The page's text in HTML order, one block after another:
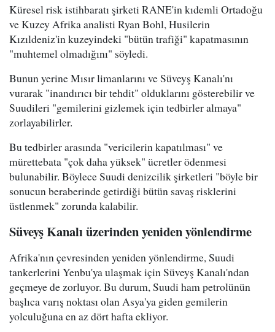
Küresel risk istihbaratı şirketi RANE'in kıdemli Ortadoğu
ve Kuzey Afrika analisti Ryan Bohl, Husilerin
Kızıldeniz'in kuzeyindeki "bütün trafiği" kapatmasının
"muhtemel olmadığını" söyledi.
Bunun yerine Mısır limanlarını ve Süveyş Kanalı'nı
vurarak "inandırıcı bir tehdit" olduklarını gösterebilir ve
Suudileri "gemilerini gizlemek için tedbirler almaya"
zorlayabilirler.
Bu tedbirler arasında "vericilerin kapatılması" ve
mürettebata "çok daha yüksek" ücretler ödenmesi
bulunabilir. Böylece Suudi denizcilik şirketleri "böyle bir
sonucun beraberinde getirdiği bütün savaş risklerini
üstlenmek" zorunda kalabilir.
Süveyş Kanalı üzerinden yeniden yönlendirme
Afrika'nın çevresinden yeniden yönlendirme, Suudi
tankerlerini Yenbu'ya ulaşmak için Süveyş Kanalı'ndan
geçmeye de zorluyor. Bu durum, Suudi ham petrolünün
başlıca varış noktası olan Asya'ya giden gemilerin
yolculuğuna en az dört hafta ekliyor.